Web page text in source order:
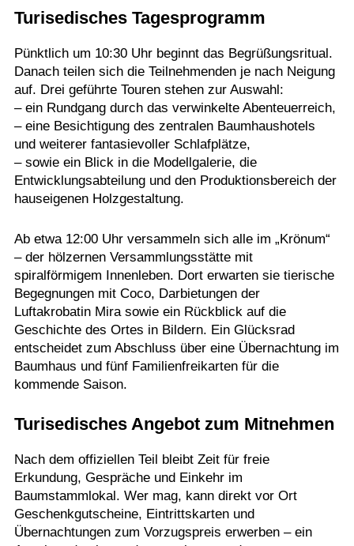
Turisedisches Tagesprogramm
Pünktlich um 10:30 Uhr beginnt das Begrüßungsritual.
Danach teilen sich die Teilnehmenden je nach Neigung
auf. Drei geführte Touren stehen zur Auswahl:
– ein Rundgang durch das verwinkelte Abenteuerreich,
– eine Besichtigung des zentralen Baumhaushotels
und weiterer fantasievoller Schlafplätze,
– sowie ein Blick in die Modellgalerie, die
Entwicklungsabteilung und den Produktionsbereich der
hauseigenen Holzgestaltung.
Ab etwa 12:00 Uhr versammeln sich alle im „Krönum“
– der hölzernen Versammlungsstätte mit
spiralförmigem Innenleben. Dort erwarten sie tierische
Begegnungen mit Coco, Darbietungen der
Luftakrobatin Mira sowie ein Rückblick auf die
Geschichte des Ortes in Bildern. Ein Glücksrad
entscheidet zum Abschluss über eine Übernachtung im
Baumhaus und fünf Familienfreikarten für die
kommende Saison.
Turisedisches Angebot zum Mitnehmen
Nach dem offiziellen Teil bleibt Zeit für freie
Erkundung, Gespräche und Einkehr im
Baumstammlokal. Wer mag, kann direkt vor Ort
Geschenkgutscheine, Eintrittskarten und
Übernachtungen zum Vorzugspreis erwerben – ein